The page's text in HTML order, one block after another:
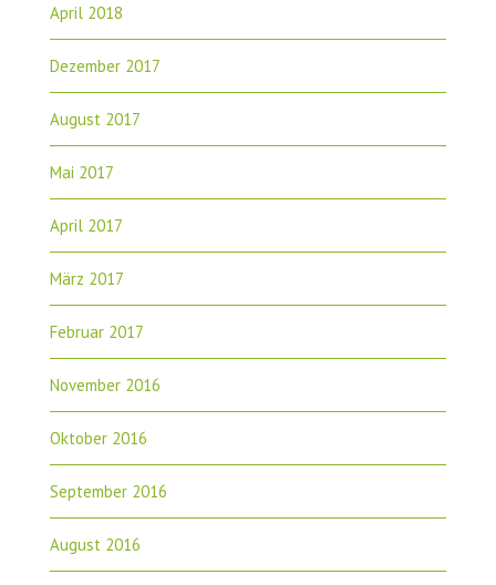
April 2018
Dezember 2017
August 2017
Mai 2017
April 2017
März 2017
Februar 2017
November 2016
Oktober 2016
September 2016
August 2016